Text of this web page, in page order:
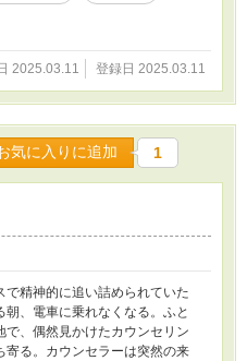
2025.03.11 登録日 2025.03.11
気に入りに追加 1
で精神的に追い詰められていた
朝、電車に乗れなくなる。ふと
で、偶然見かけたカウンセリン
寄る。カウンセラーは突然の来